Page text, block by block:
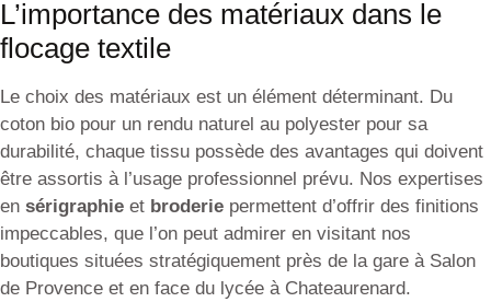
L’importance des matériaux dans le
flocage textile
Le choix des matériaux est un élément déterminant. Du
coton bio pour un rendu naturel au polyester pour sa
durabilité, chaque tissu possède des avantages qui doivent
être assortis à l’usage professionnel prévu. Nos expertises
en sérigraphie et broderie permettent d’offrir des finitions
impeccables, que l’on peut admirer en visitant nos
boutiques situées stratégiquement près de la gare à Salon
de Provence et en face du lycée à Chateaurenard.